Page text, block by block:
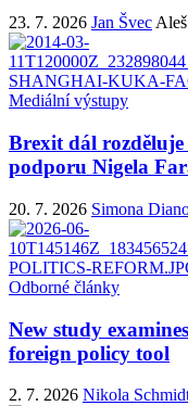
23. 7. 2026 Jan Švec
Mediální výstupy
Brexit dál
podporu Nigela
20. 7. 2026 Simona
Odborné články
New study
foreign policy tool
2. 7. 2026 Nikola